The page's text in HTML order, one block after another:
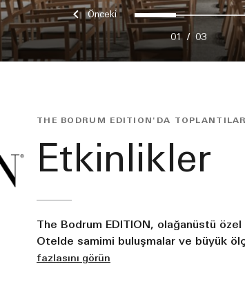
Önceki 0 1
01/ 03
THE BODRUM EDITION'DA
Etkinlikler
The Bodrum EDITION, olağanüstü
Otelde samimi buluşmalar ve büyük
fazlasını görün